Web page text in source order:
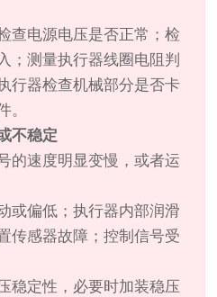
查电源电压是否正常；检
；测量执行器线圈电阻判
行器检查机械部分是否卡
。
不稳定
的速度明显变慢，或者运
或偏低；执行器内部润滑
传感器故障；控制信号受
稳定性，必要时加装稳压